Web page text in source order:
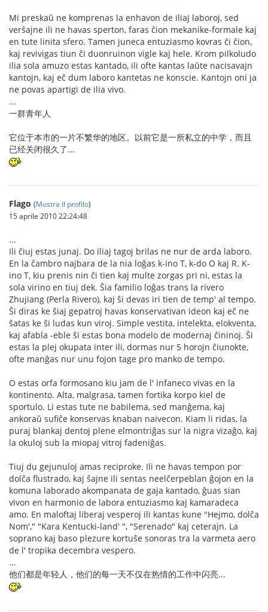
Mi preskaŭ ne komprenas la enhavon de iliaj laboroj, sed
verŝajne ili ne havas sperton, faras ĉion mekanike-formale kaj
en tute linita sfero. Tamen juneca entuziasmo kovras ĉi ĉion,
kaj revivigas tiun ĉi duonruinon vigle kaj hele. Krom pilkoludo
ilia sola amuzo estas kantado, ili ofte kantas laŭte nacisavajn
kantojn, kaj eĉ dum laboro kantetas ne konscie. Kantojn oni ja
ne povas apartigi de ilia vivo.
...
一群青年人
它位于本市的一片不繁华的地区。以前它是一所私立的中学，而且
已经关闭很久了...
Flago (Mostra il profilo)
15 aprile 2010 22:24:48
...
Ili ĉiuj estas junaj. Do iliaj tagoj brilas ne nur de arda laboro.
En la ĉambro najbara de la nia loĝas k-ino T, k-do O kaj R. K-
ino T, kiu prenis nin ĉi tien kaj multe zorgas pri ni, estas la
sola virino en tiuj dek. Ŝia familio loĝas trans la rivero
Zhujiang (Perla Rivero), kaj ŝi devas iri tien de temp' al tempo.
Ŝi diras ke ŝiaj gepatroj havas konservativan ideon kaj eĉ ne
ŝatas ke ŝi ludas kun viroj. Simple vestita, intelekta, elokventa,
kaj afabla -eble ŝi estas bona modelo de modernaj ĉininoj. Ŝi
estas la plej okupata inter ili, dormas nur 5 horojn ĉiunokte,
ofte manĝas nur unu fojon tage pro manko de tempo.
O estas orfa formosano kiu jam de l' infaneco vivas en la
kontinento. Alta, malgrasa, tamen fortika korpo kiel de
sportulo. Li estas tute ne babilema, sed manĝema, kaj
ankoraŭ sufiĉe konservas knaban naivecon. Kiam li ridas, la
puraj blankaj dentoj plene elmontriĝas sur la nigra vizaĝo, kaj
la okuloj sub la miopaj vitroj fadeniĝas.
Tiuj du gejunuloj amas reciproke. Ili ne havas tempon por
dolĉa flustrado, kaj ŝajne ili sentas neelĉerpeblan ĝojon en la
komuna laborado akompanata de gaja kantado, ĝuas sian
vivon en harmonio de labora entuziasmo kaj kamaradeca
amo. En maloftaj liberaj vesperoj ili kantas kune "Hejmo, dolĉa
Nom'," "Kara Kentucki-land' ", "Serenado" kaj ceterajn. La
soprano kaj baso plezure kortuŝe sonoras tra la varmeta aero
de l' tropika decembra vespero.
...
他们都是年轻人，他们的每一天不仅在热情的工作中闪亮...